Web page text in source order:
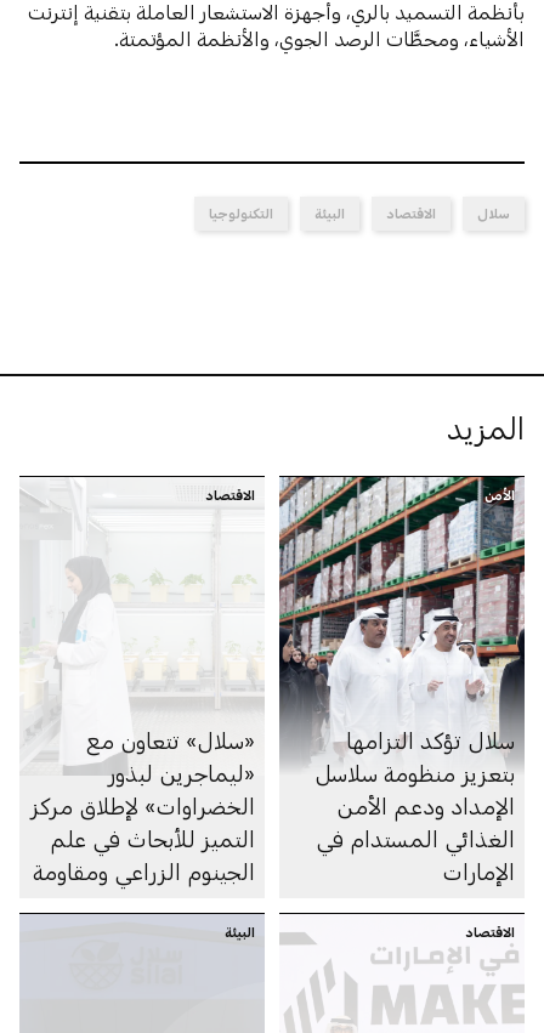
بأنظمة التسميد بالري، وأجهزة الاستشعار العاملة بتقنية إنترنت
الأشياء، ومحطَّات الرصد الجوي، والأنظمة المؤتمتة.
سلال الاقتصاد البيئة التكنولوجيا
المزيد
الأمن
سلال تؤكد التزامها
بتعزيز منظومة سلاسل
الإمداد ودعم الأمن
الغذائي المستدام في
الإمارات
الاقتصاد
«سلال» تتعاون مع
«ليماجرين لبذور
الخضراوات» لإطلاق مركز
التميز للأبحاث في علم
الجينوم الزراعي ومقاومة
GEN)
الاقتصاد البيئة